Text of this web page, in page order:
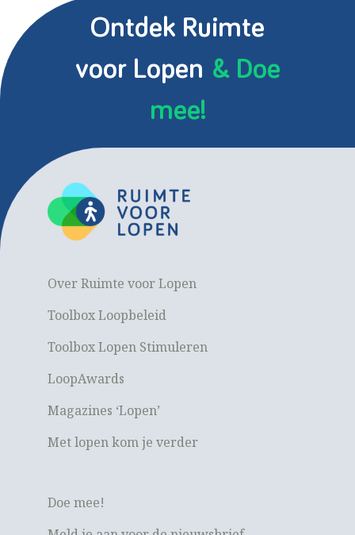
Ontdek Ruimte
voor Lopen & Doe
mee!
Over Ruimte voor Lopen
Toolbox Loopbeleid
Toolbox Lopen Stimuleren
LoopAwards
Magazines ‘Lopen’
Met lopen kom je verder
Doe mee!